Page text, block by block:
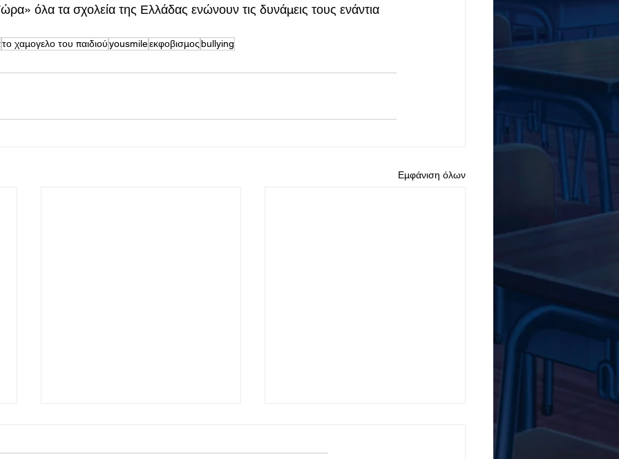
όλα τα σχολεία της Ελλάδας ενώνουν τις δυνάμεις τους ενάντια
το χαμογελο του παιδιούyousmileεκφοβισμοςbullying
Εμφάνιση όλων